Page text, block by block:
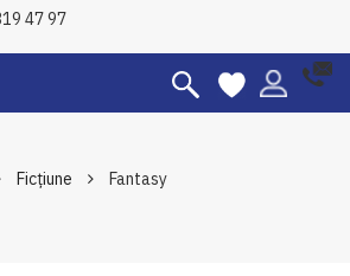
47 97
Ficțiune Fantasy